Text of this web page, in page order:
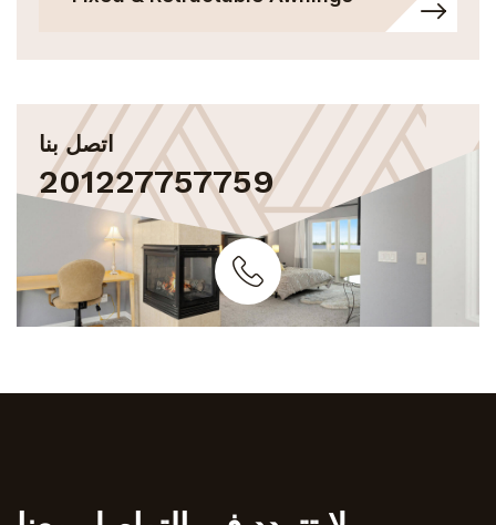
اتصل بنا
201227757759